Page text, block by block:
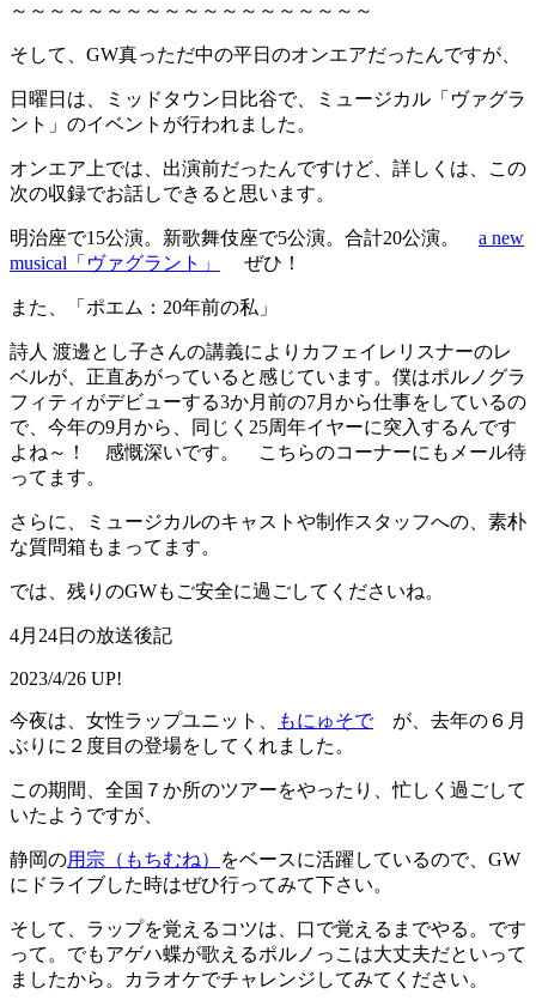
～～～～～～～～～～～～～～～～～～～
そして、GW真っただ中の平日のオンエアだったんですが、
日曜日は、ミッドタウン日比谷で、ミュージカル「ヴァグラ
ント」のイベントが行われました。
オンエア上では、出演前だったんですけど、詳しくは、この
次の収録でお話しできると思います。
明治座で15公演。新歌舞伎座で5公演。合計20公演。 a new
musical「ヴァグラント」
ぜひ！
また、「ポエム：20年前の私」
詩人 渡邊とし子さんの講義によりカフェイレリスナーのレ
ベルが、正直あがっていると感じています。僕はポルノグラ
フィティがデビューする3か月前の7月から仕事をしているの
で、今年の9月から、同じく25周年イヤーに突入するんです
よね～！ 感慨深いです。 こちらのコーナーにもメール待
ってます。
さらに、ミュージカルのキャストや制作スタッフへの、素朴
な質問箱もまってます。
では、残りのGWもご安全に過ごしてくださいね。
4月24日の放送後記
2023/4/26 UP!
今夜は、女性ラップユニット、 もにゅそでが、去年の６月
ぶりに２度目の登場をしてくれました。
この期間、全国７か所のツアーをやったり、忙しく過ごして
いたようですが、
静岡の用宗（もちむね）
をベースに活躍しているので、GW
にドライブした時はぜひ行ってみて下さい。
そして、ラップを覚えるコツは、口で覚えるまでやる。です
って。でもアゲハ蝶が歌えるポルノっこは大丈夫だといって
ましたから。カラオケでチャレンジしてみてください。